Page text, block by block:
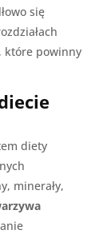
się
które powinny
diety
minerały,